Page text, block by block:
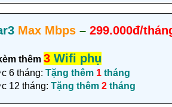
Max Mbps – 299.000đ/
thêm 3 Wifi phụ
6 tháng: Tặng thêm 1 tháng
12 tháng: Tặng thêm 2 tháng